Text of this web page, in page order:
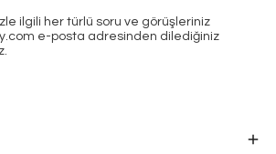
ilgili her türlü soru ve görüşleriniz
e-posta adresinden dilediğiniz